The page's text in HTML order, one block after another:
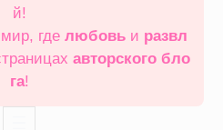
й!
где любовь и развл
авторского бло
га!